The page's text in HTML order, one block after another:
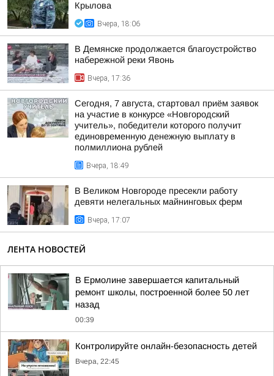
Крылова
Вчера, 18:06
В Демянске продолжается благоустройство
набережной реки Явонь
Вчера, 17:36
Сегодня, 7 августа, стартовал приём заявок
на участие в конкурсе «Новгородский
учитель», победители которого получит
единовременную денежную выплату в
полмиллиона рублей
Вчера, 18:49
В Великом Новгороде пресекли работу
девяти нелегальных майнинговых ферм
Вчера, 17:07
ЛЕНТА НОВОСТЕЙ
В Ермолине завершается капитальный
ремонт школы, построенной более 50 лет
назад
00:39
Контролируйте онлайн-безопасность детей
Вчера, 22:45